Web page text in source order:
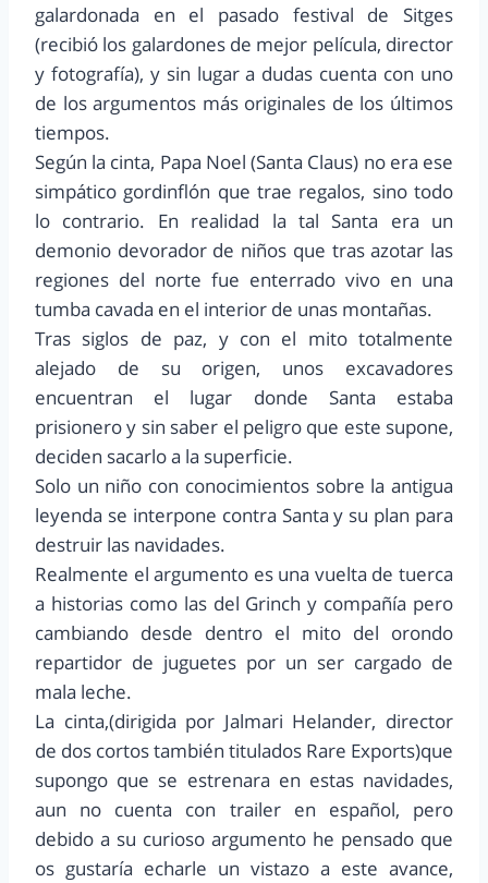
galardonada en el pasado festival de Sitges
(recibió los galardones de mejor película, director
y fotografía), y sin lugar a dudas cuenta con uno
de los argumentos más originales de los últimos
tiempos.
Según la cinta, Papa Noel (Santa Claus) no era ese
simpático gordinflón que trae regalos, sino todo
lo contrario. En realidad la tal Santa era un
demonio devorador de niños que tras azotar las
regiones del norte fue enterrado vivo en una
tumba cavada en el interior de unas montañas.
Tras siglos de paz, y con el mito totalmente
alejado de su origen, unos excavadores
encuentran el lugar donde Santa estaba
prisionero y sin saber el peligro que este supone,
deciden sacarlo a la superficie.
Solo un niño con conocimientos sobre la antigua
leyenda se interpone contra Santa y su plan para
destruir las navidades.
Realmente el argumento es una vuelta de tuerca
a historias como las del Grinch y compañía pero
cambiando desde dentro el mito del orondo
repartidor de juguetes por un ser cargado de
mala leche.
La cinta,(dirigida por Jalmari Helander, director
de dos cortos también titulados Rare Exports)que
supongo que se estrenara en estas navidades,
aun no cuenta con trailer en español, pero
debido a su curioso argumento he pensado que
os gustaría echarle un vistazo a este avance,